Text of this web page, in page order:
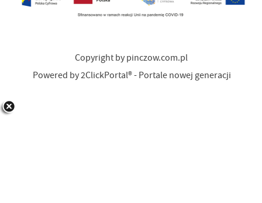
Copyright by pinczow.com.pl
Powered by2ClickPortal®- Portale nowej generacji